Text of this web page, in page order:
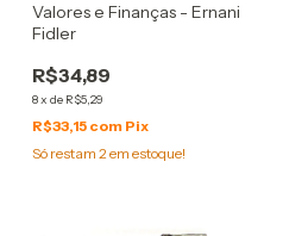
Valores e Finanças - Ernani
Fidler
R$34,89
8x de R$5,29
R$33,15 com Pix
Só restam 2em estoque!